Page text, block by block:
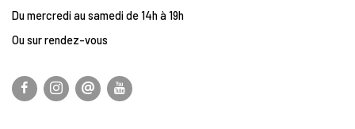
Du mercredi au samedi de 14h à 19h
Ou sur rendez-vous